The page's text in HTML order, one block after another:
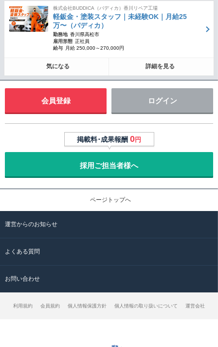
株式会社BUDDICA（バディカ）香川リペア工場
軽鈑金・塗装スタッフ｜未経験OK｜月給25
万〜（バディカ）
勤務地 香川県高松市
雇用形態 正社員
給与
月給 250,000～270,000円
気になる 詳細を見る
会員登録 ログイン
掲載料･成果報酬 0円
採用ご担当者様へ
ページトップへ
運営からのお知らせ
よくある質問
お問い合わせ
利用規約 会員規約 個人情報保護方針 個人情報の取り扱いについて 運営会社